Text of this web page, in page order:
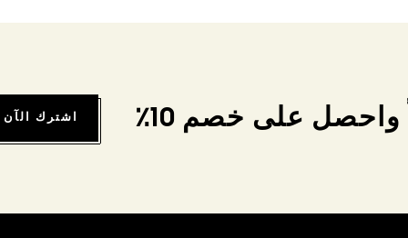
على خصم 10٪ اشترك الآن